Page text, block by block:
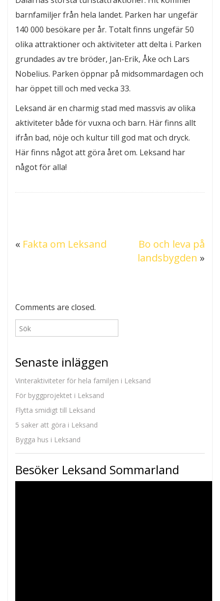
barnfamiljer från hela landet. Parken har ungefär
140 000 besökare per år. Totalt finns ungefär 50
olika attraktioner och aktiviteter att delta i. Parken
grundades av tre bröder, Jan-Erik, Åke och Lars
Nobelius. Parken öppnar på midsommardagen och
har öppet till och med vecka 33.
Leksand är en charmig stad med massvis av olika
aktiviteter både för vuxna och barn. Här finns allt
ifrån bad, nöje och kultur till god mat och dryck.
Här finns något att göra året om. Leksand har
något för alla!
« Fakta om Leksand
Bo och leva på
landsbygden »
Comments are closed.
Senaste inläggen
Vinteraktiviteter för hela familjen i Leksand
För byggprojektet i Leksand
Flytta smidigt till Leksand
5 saker att göra i Leksand
Bygga hus i Leksand
Besöker Leksand Sommarland